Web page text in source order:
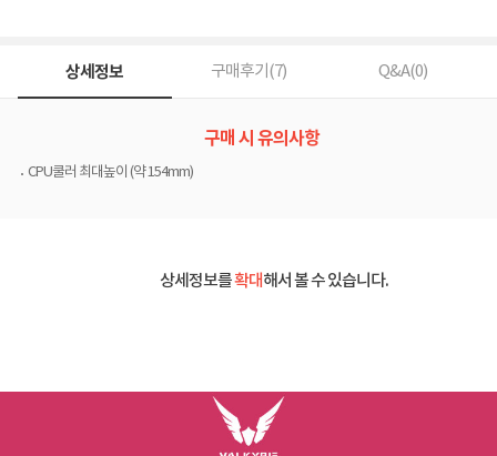
상세정보 구매후기(7) Q&A(0)
구매 시 유의사항
CPU쿨러 최대높이 (약 154mm)
상세정보를확대해서 볼 수 있습니다.